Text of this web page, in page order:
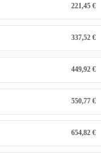
221,45 €
337,52 €
449,92 €
550,77 €
654,82 €